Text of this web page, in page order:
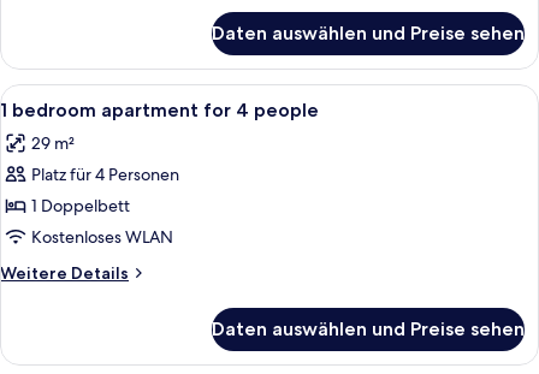
Daten auswählen und Preise sehen
Alle
Fotos
für
1
bedroom
apartment
for
4
anzeigen
Schreibtisch, schallisolierte Zimmer,
20
1 bedroom apartment for 4 people
29 m²
Platz für 4 Personen
1 Doppelbett
Kostenloses WLAN
Weitere Details
Weitere
bedroom
Daten auswählen und Preise sehen